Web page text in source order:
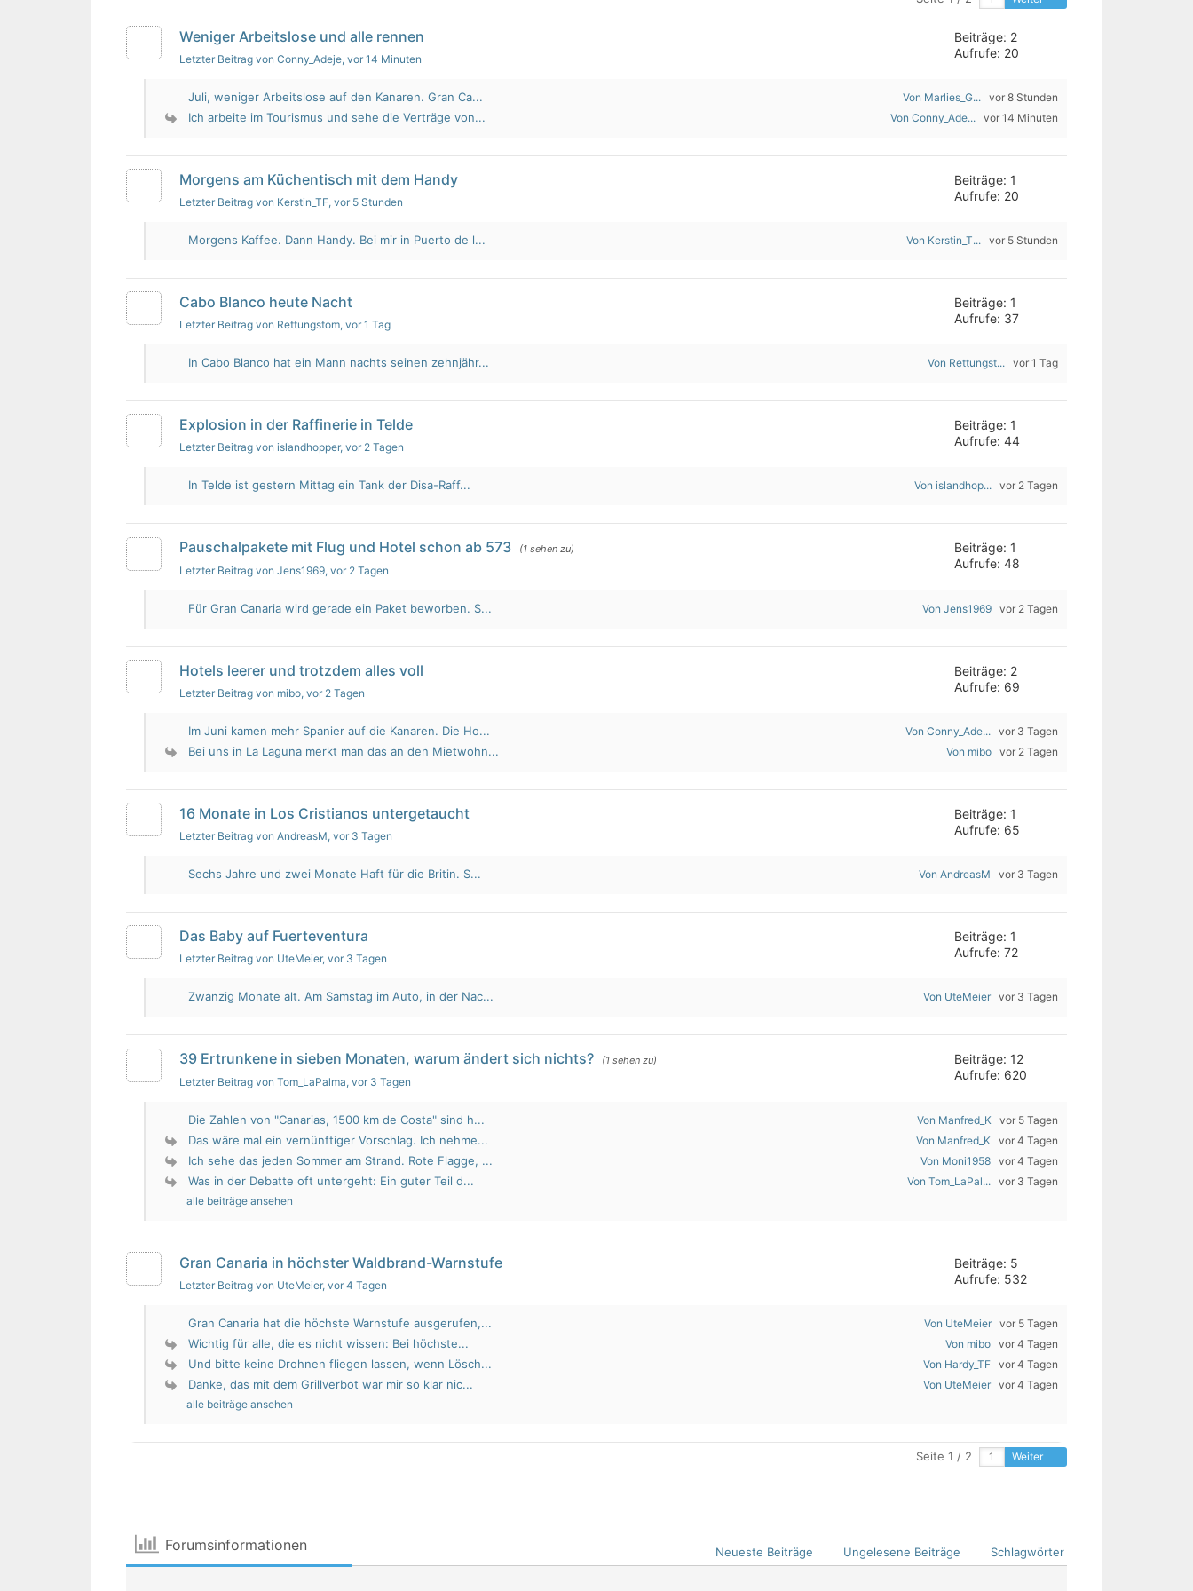
Weniger Arbeitslose und alle rennen
Letzter Beitrag von Conny_Adeje, vor 14 Minuten
Beiträge: 2
Aufrufe: 20
Juli, weniger Arbeitslose auf den Kanaren. Gran Ca... Von Marlies_G... vor 8 Stunden
Ich arbeite im Tourismus und sehe die Verträge von... Von Conny_Ade... vor 14 Minuten
Morgens am Küchentisch mit dem Handy
Letzter Beitrag von Kerstin_TF, vor 5 Stunden
Beiträge: 1
Aufrufe: 20
Morgens Kaffee. Dann Handy. Bei mir in Puerto de l... Von Kerstin_T... vor 5 Stunden
Cabo Blanco heute Nacht
Letzter Beitrag von Rettungstom, vor 1 Tag
Beiträge: 1
Aufrufe: 37
In Cabo Blanco hat ein Mann nachts seinen zehnjähr... Von Rettungst... vor 1 Tag
Explosion in der Raffinerie in Telde
Letzter Beitrag von islandhopper, vor 2 Tagen
Beiträge: 1
Aufrufe: 44
In Telde ist gestern Mittag ein Tank der Disa-Raff... Von islandhop... vor 2 Tagen
Pauschalpakete mit Flug und Hotel schon ab 573 (1 sehen zu)
Letzter Beitrag von Jens1969, vor 2 Tagen
Beiträge: 1
Aufrufe: 48
Für Gran Canaria wird gerade ein Paket beworben. S... Von Jens1969 vor 2 Tagen
Hotels leerer und trotzdem alles voll
Letzter Beitrag von mibo, vor 2 Tagen
Beiträge: 2
Aufrufe: 69
Im Juni kamen mehr Spanier auf die Kanaren. Die Ho... Von Conny_Ade... vor 3 Tagen
Bei uns in La Laguna merkt man das an den Mietwohn... Von mibo vor 2 Tagen
16 Monate in Los Cristianos untergetaucht
Letzter Beitrag von AndreasM, vor 3 Tagen
Beiträge: 1
Aufrufe: 65
Sechs Jahre und zwei Monate Haft für die Britin. S... Von AndreasM vor 3 Tagen
Das Baby auf Fuerteventura
Letzter Beitrag von UteMeier, vor 3 Tagen
Beiträge: 1
Aufrufe: 72
Zwanzig Monate alt. Am Samstag im Auto, in der Nac... Von UteMeier vor 3 Tagen
39 Ertrunkene in sieben Monaten, warum ändert sich nichts? (1 sehen zu)
Letzter Beitrag von Tom_LaPalma, vor 3 Tagen
Beiträge: 12
Aufrufe: 620
Die Zahlen von "Canarias, 1500 km de Costa" sind h... Von Manfred_K vor 5 Tagen
Das wäre mal ein vernünftiger Vorschlag. Ich nehme... Von Manfred_K vor 4 Tagen
Ich sehe das jeden Sommer am Strand. Rote Flagge, ... Von Moni1958 vor 4 Tagen
Was in der Debatte oft untergeht: Ein guter Teil d... Von Tom_LaPal... vor 3 Tagen
alle beiträge ansehen
Gran Canaria in höchster Waldbrand-Warnstufe
Letzter Beitrag von UteMeier, vor 4 Tagen
Beiträge: 5
Aufrufe: 532
Gran Canaria hat die höchste Warnstufe ausgerufen,... Von UteMeier vor 5 Tagen
Wichtig für alle, die es nicht wissen: Bei höchste... Von mibo vor 4 Tagen
Und bitte keine Drohnen fliegen lassen, wenn Lösch... Von Hardy_TF vor 4 Tagen
Danke, das mit dem Grillverbot war mir so klar nic... Von UteMeier vor 4 Tagen
alle beiträge ansehen
Seite 1 / 2 Weiter
Forumsinformationen Neueste Beiträge Ungelesene Beiträge Schlagwörter